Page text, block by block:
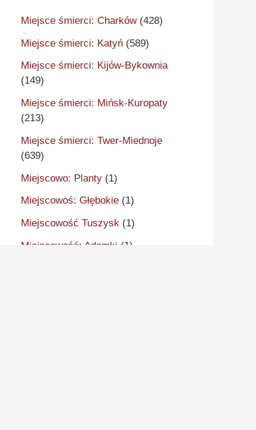
Miejsce śmierci: Charków(428)
Miejsce śmierci: Katyń (589)
Miejsce śmierci: Kijów-Bykownia
(149)
Miejsce śmierci: Mińsk-Kuropaty
(213)
Miejsce śmierci: Twer-Miednoje
(639)
Miejscowo: Planty (1)
Miejscowoś: Głębokie (1)
Miejscowość Tuszysk (1)
Miejscowość: Adamki (1)